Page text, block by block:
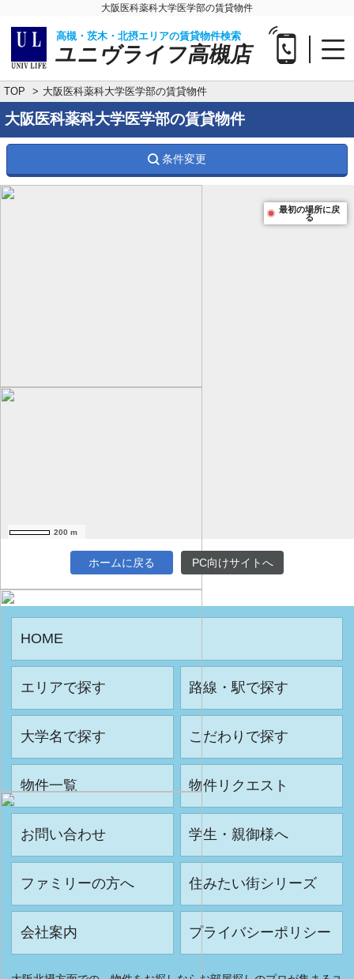
大阪医科薬科大学医学部の賃貸物件
高槻・茨木・北摂エリアの賃貸物件検索
ユニヴライフ高槻店
TOP 大阪医科薬科大学医学部の賃貸物件
大阪医科薬科大学医学部の賃貸物件
条件変更
200 m
最初の場所に戻
る
ホームに戻る PC向けサイトへ
HOME
エリアで探す 路線・駅で探す
大学名で探す こだわりで探す
物件一覧 物件リクエスト
お問い合わせ 学生・親御様へ
ファミリーの方へ 住みたい街シリーズ
会社案内 プライバシーポリシー